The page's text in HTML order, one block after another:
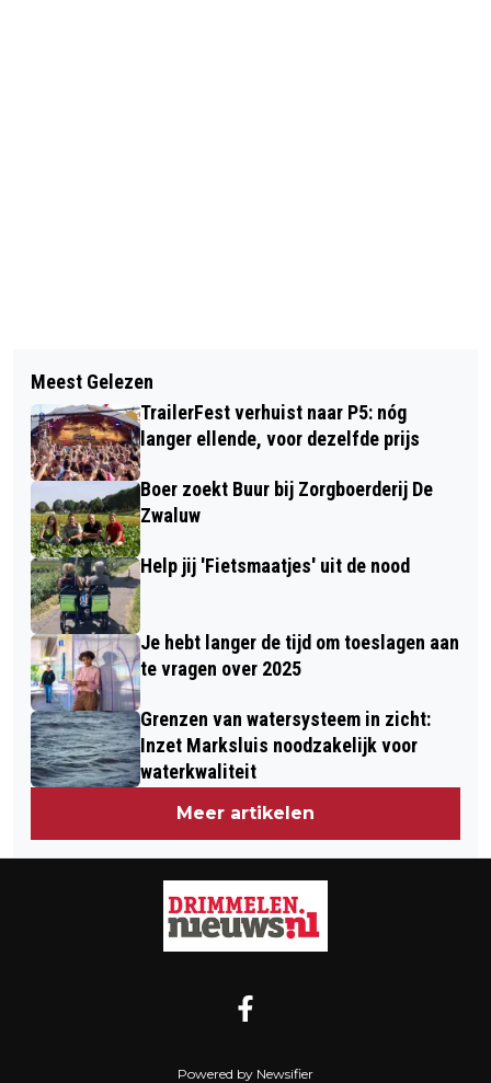
ALLE DEELNEMERS SLAGEN VOOR
BANDEXAMENS BIJ JUDOCLUB MADE
DIPLOMA OP ZAK, MAAR GEEN IDEE
WAT NU? "JE LIJDT JE LEVEN IN
PLAATS VAN DAT JE HET LEIDT"
Meest Gelezen
TrailerFest verhuist naar P5: nóg
langer ellende, voor dezelfde prijs
Boer zoekt Buur bij Zorgboerderij De
Zwaluw
Help jij 'Fietsmaatjes' uit de nood
Je hebt langer de tijd om toeslagen aan
te vragen over 2025
Grenzen van watersysteem in zicht:
Inzet Marksluis noodzakelijk voor
waterkwaliteit
Meer artikelen
Powered by Newsifier